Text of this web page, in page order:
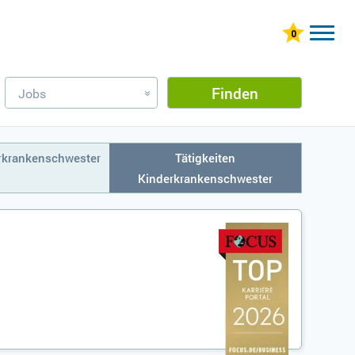
Jobs » Finden
Tätigkeiten
Kinderkrankenschwester